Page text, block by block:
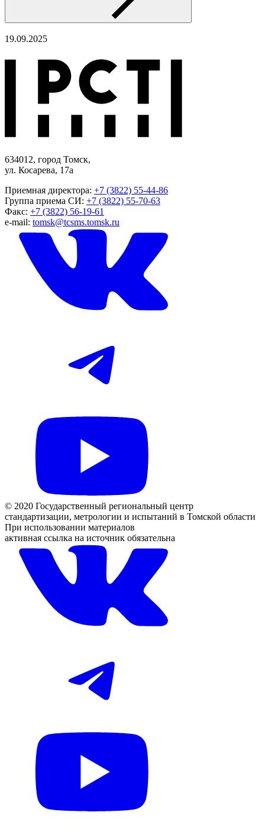
19.09.2025
634012, город Томск,
ул. Косарева, 17а
Приемная директора: +7 (3822) 55-44-86
Группа приема СИ: +7 (3822) 55-70-63
Факс: +7 (3822) 56-19-61
e-mail: tomsk@tcsms.tomsk.ru
© 2020 Государственный региональный центр
стандартизации, метрологии и испытаний в Томской области
При использовании материалов
активная ссылка на источник обязательна